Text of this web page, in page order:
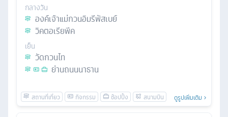
กลางวัน
องค์เจ้าแม่กวนอิมรีพัสเบย์
วิคตอเรียพีค
เย็น
วัดกวนไท
ย่านถนนนาธาน
ดูรูปเพิ่มเติม